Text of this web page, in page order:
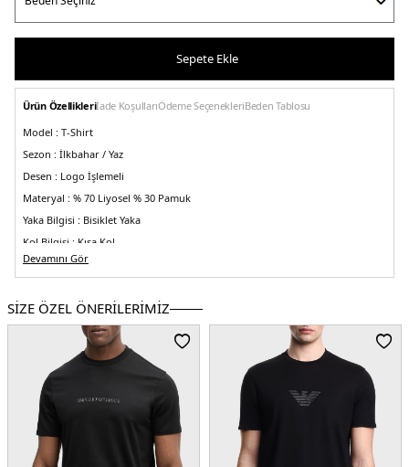
Sepete Ekle
Ürün Özellikleriİade KoşullarıÖdeme SeçenekleriBeden Tablosu
Model : T-Shirt
Sezon : İlkbahar / Yaz
Desen : Logo İşlemeli
Materyal : % 70 Liyosel % 30 Pamuk
Yaka Bilgisi : Bisiklet Yaka
Kol Bilgisi : Kısa Kol
Kalıp Bilgisi :Regular Fit
nefes alabilen ve kırışmaz olması
Üretim Yeri :Vietnam
5DY1EM001702AF10017U0003.25
Devamını Gör
SİZE ÖZEL ÖNERİLERİMİZ